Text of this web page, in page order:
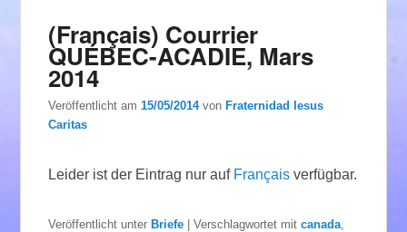
(Français) Courrier
QUÉBEC-ACADIE, Mars
2014
Veröffentlicht am15/05/2014 von Fraternidad Iesus
Caritas
Leider ist der Eintrag nur auf Français verfügbar.
Veröffentlicht unter Briefe |Verschlagwortet mit canada